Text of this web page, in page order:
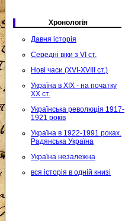
Хронологія
Давня історія
Середні віки з VI ст.
Нові часи (XVI-XVIII ст.)
Україна в XIX - на початку
XX ст.
Українська революція 1917-
1921 років
Україна в 1922-1991 роках.
Радянська Україна
Україна незалежна
вся історія в одній книзі